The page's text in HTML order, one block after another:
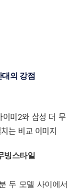
의 강점
빙스타일
두 모델 사이에서